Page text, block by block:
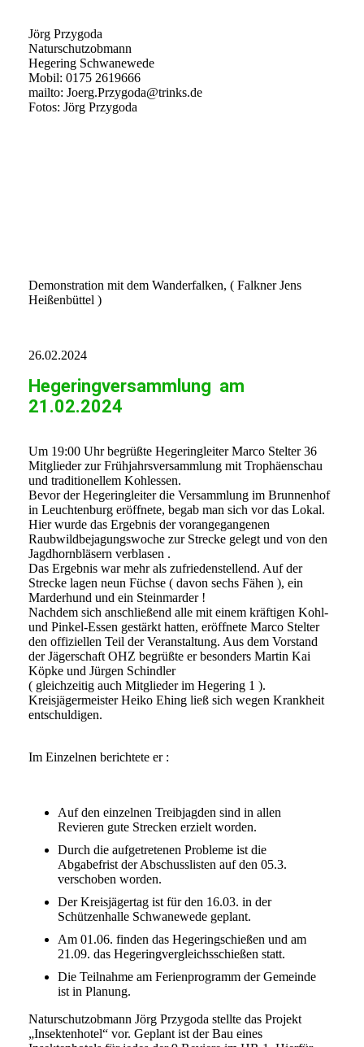
Jörg Przygoda
Naturschutzobmann
Hegering Schwanewede
Mobil: 0175 2619666
mailto: Joerg.Przygoda@trinks.de
Fotos: Jörg Przygoda
Demonstration mit dem Wanderfalken, ( Falkner Jens
Heißenbüttel )
26.02.2024
Hegeringversammlung am
21.02.2024
Um 19:00 Uhr begrüßte Hegeringleiter Marco Stelter 36
Mitglieder zur Frühjahrsversammlung mit Trophäenschau
und traditionellem Kohlessen.
Bevor der Hegeringleiter die Versammlung im Brunnenhof
in Leuchtenburg eröffnete, begab man sich vor das Lokal.
Hier wurde das Ergebnis der vorangegangenen
Raubwildbejagungswoche zur Strecke gelegt und von den
Jagdhornbläsern verblasen .
Das Ergebnis war mehr als zufriedenstellend. Auf der
Strecke lagen neun Füchse ( davon sechs Fähen ), ein
Marderhund und ein Steinmarder !
Nachdem sich anschließend alle mit einem kräftigen Kohl-
und Pinkel-Essen gestärkt hatten, eröffnete Marco Stelter
den offiziellen Teil der Veranstaltung. Aus dem Vorstand
der Jägerschaft OHZ begrüßte er besonders Martin Kai
Köpke und Jürgen Schindler
( gleichzeitig auch Mitglieder im Hegering 1 ).
Kreisjägermeister Heiko Ehing ließ sich wegen Krankheit
entschuldigen.
Im Einzelnen berichtete er :
Auf den einzelnen Treibjagden sind in allen
Revieren gute Strecken erzielt worden.
Durch die aufgetretenen Probleme ist die
Abgabefrist der Abschusslisten auf den 05.3.
verschoben worden.
Der Kreisjägertag ist für den 16.03. in der
Schützenhalle Schwanewede geplant.
Am 01.06. finden das Hegeringschießen und am
21.09. das Hegeringvergleichsschießen statt.
Die Teilnahme am Ferienprogramm der Gemeinde
ist in Planung.
Naturschutzobmann Jörg Przygoda stellte das Projekt
„Insektenhotel“ vor. Geplant ist der Bau eines